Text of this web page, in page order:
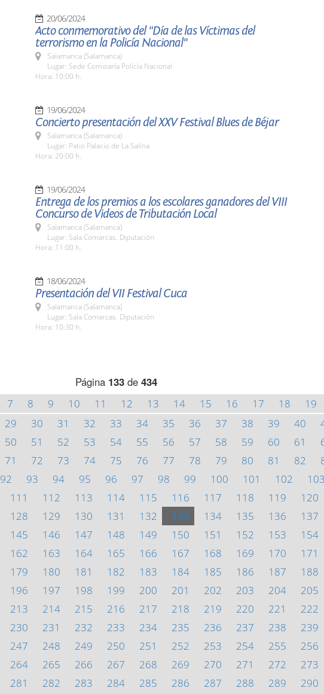
20/06/2024
Acto conmemorativo del "Día de las Víctimas del
terrorismo en la Policía Nacional"
Salamanca (Salamanca)
Lugar: Sede Comisaría Policía Nacional
Hora: 10:00 h.
19/06/2024
Concierto presentación del XXV Festival Blues de Béjar
Salamanca (Salamanca)
Lugar: Patio Palacio de La Salina
Hora: 20:00 h.
19/06/2024
Entrega de los premios a los escolares ganadores del VIII
Concurso de Videos de Tributación Local
Salamanca (Salamanca)
Lugar: Sala Comarcas. Diputación
Hora: 11:00 h.
18/06/2024
Presentación del VII Festival Cuca
Salamanca (Salamanca)
Lugar: Sala Comarcas. Diputación
Hora: 10:30 h.
Página 133de 434
7 8 9 10 11 12 13 14 15 16 17 18 19
29 30 31 32 33 34 35 36 37 38 39 40
50 51 52 53 54 55 56 57 58 59 60 61
71 72 73 74 75 76 77 78 79 80 81 82
92 93 94 95 96 97 98 99 100 101 102 103
111 112 113 114 115 116 117 118 119 120
128 129 130 131 132 133 134 135 136 137
145 146 147 148 149 150 151 152 153 154
162 163 164 165 166 167 168 169 170 171
179 180 181 182 183 184 185 186 187 188
196 197 198 199 200 201 202 203 204 205
213 214 215 216 217 218 219 220 221 222
230 231 232 233 234 235 236 237 238 239
247 248 249 250 251 252 253 254 255 256
264 265 266 267 268 269 270 271 272 273
281 282 283 284 285 286 287 288 289 290